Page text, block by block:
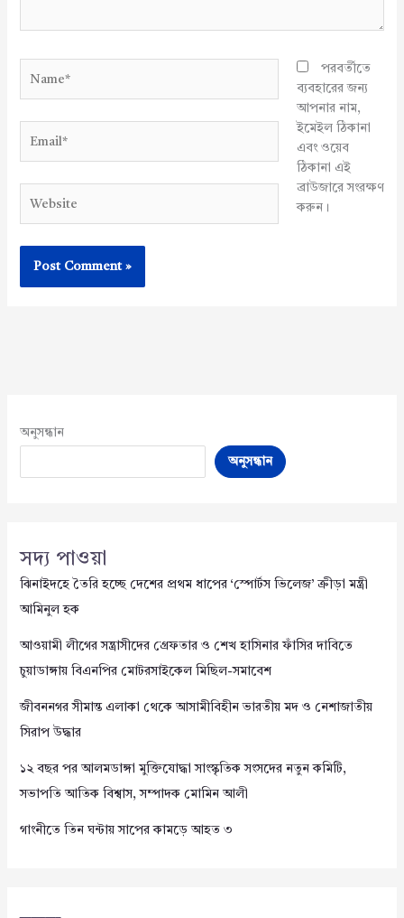
পরবর্তীতে
ব্যবহারের জন্য
আপনার নাম,
ইমেইল ঠিকানা
এবং ওয়েব
ঠিকানা এই
ব্রাউজারে সংরক্ষণ
করুন।
অনুসন্ধান
অনুসন্ধান
সদ্য পাওয়া
ঝিনাইদহে তৈরি হচ্ছে দেশের প্রথম ধাপের ‘স্পোর্টস ভিলেজ’ ক্রীড়া মন্ত্রী
আমিনুল হক
আওয়ামী লীগের সন্ত্রাসীদের গ্রেফতার ও শেখ হাসিনার ফাঁসির দাবিতে
চুয়াডাঙ্গায় বিএনপির মোটরসাইকেল মিছিল-সমাবেশ
জীবননগর সীমান্ত এলাকা থেকে আসামীবিহীন ভারতীয় মদ ও নেশাজাতীয়
সিরাপ উদ্ধার
১২ বছর পর আলমডাঙ্গা মুক্তিযোদ্ধা সাংস্কৃতিক সংসদের নতুন কমিটি,
সভাপতি আতিক বিশ্বাস, সম্পাদক মোমিন আলী
গাংনীতে তিন ঘন্টায় সাপের কামড়ে আহত ৩